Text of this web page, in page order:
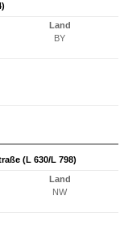
Land
BY
(L 630/L 798)
Land
NW